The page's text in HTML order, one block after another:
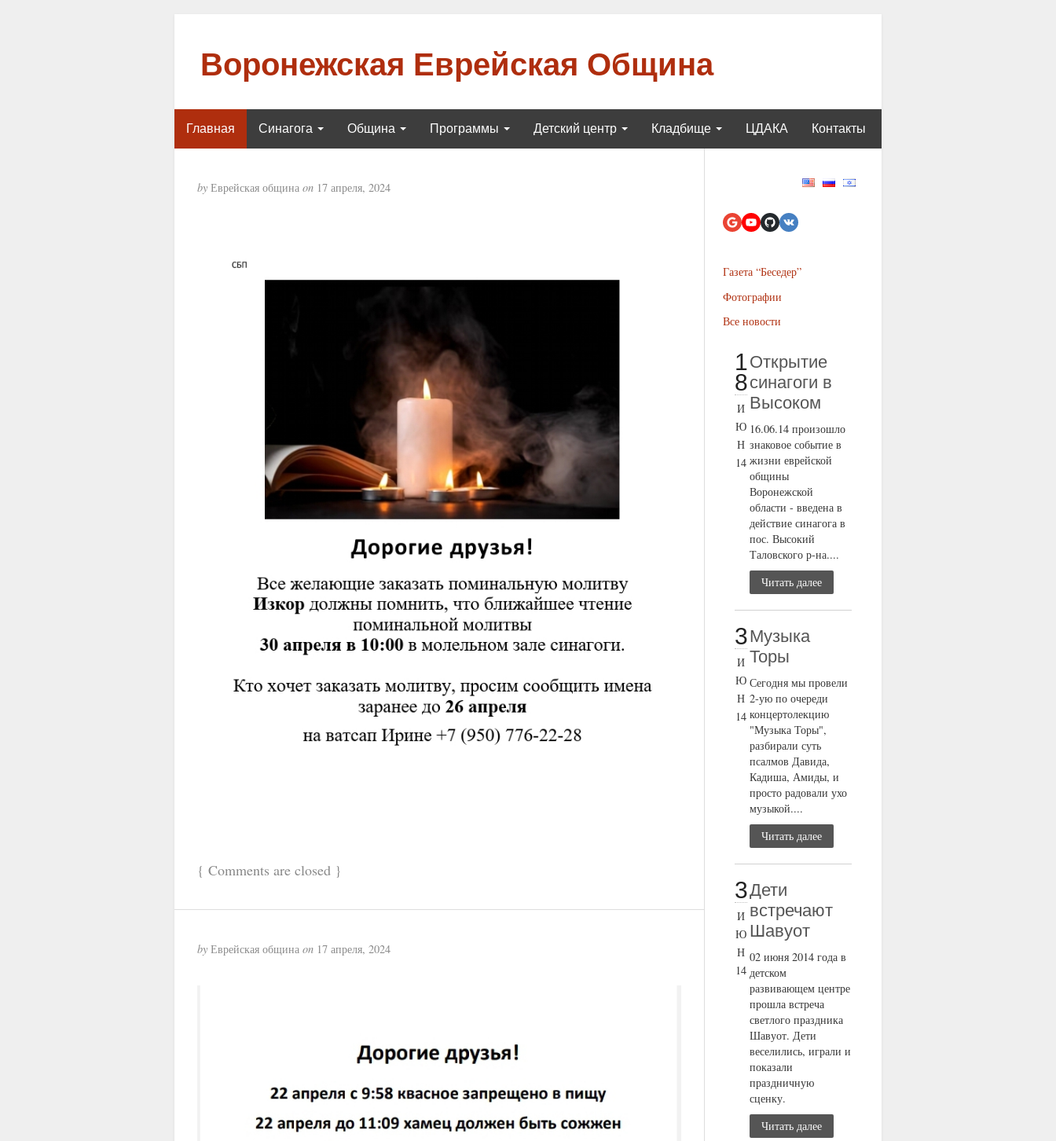
Воронежская Еврейская Община
Главная Синагога Община Программы Детский центр Кладбище ЦДАКА Контакты
byЕврейская община on17 апреля, 2024
{ Comments are closed}
byЕврейская община on17 апреля, 2024
Газета “Беседер”
Фотографии
Все новости
1
8
И
Ю
Н
14
Открытие
cинагоги в
Высоком
16.06.14 произошло
знаковое событие в
жизни еврейской
общины
Воронежской
области - введена в
действие синагога в
пос. Высокий
Таловского р-на....
Читать далее
3
И
Ю
Н
14
Музыка
Торы
Сегодня мы провели
2-ую по очереди
концертолекцию
"Музыка Торы",
разбирали суть
псалмов Давида,
Кадиша, Амиды, и
просто радовали ухо
музыкой....
Читать далее
3
И
Ю
Н
14
Дети
встречают
Шавуот
02 июня 2014 года в
детском
развивающем центре
прошла встреча
светлого праздника
Шавуот. Дети
веселились, играли и
показали
праздничную
сценку.
Читать далее